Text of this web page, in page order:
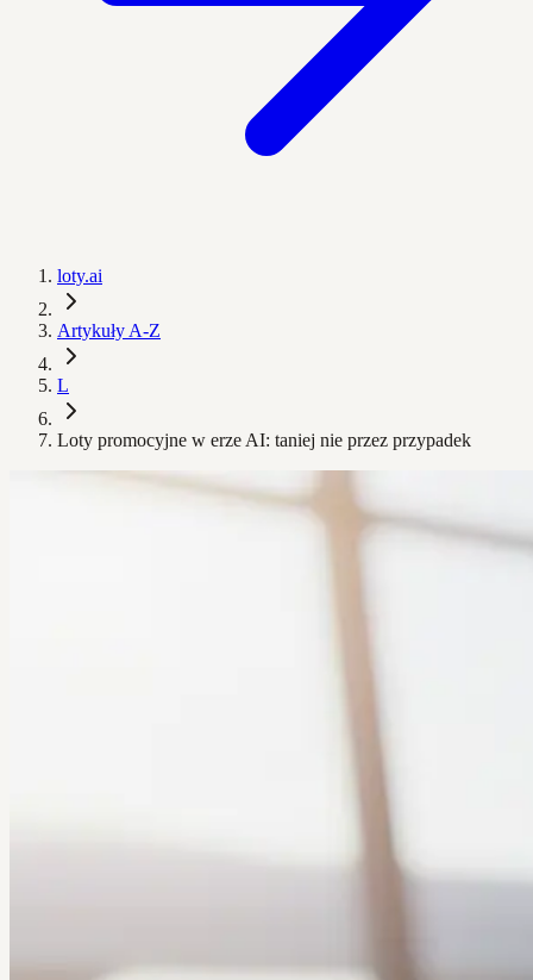
loty.ai
Artykuły A-Z
L
Loty promocyjne w erze AI: taniej nie przez przypadek